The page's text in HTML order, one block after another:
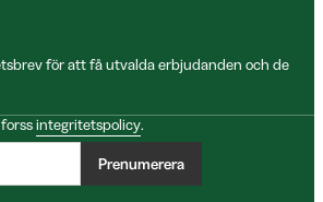
för att få utvalda erbjudanden och de
integritetspolicy.
Prenumerera